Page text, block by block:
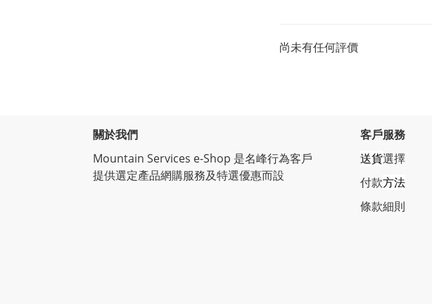
尚未有任何評價
關於我們
Mountain Services e-Shop 是名峰行為客戶
提供選定產品網購服務及特選優惠而設
客戶服務
送貨選擇
付款方法
條款細則